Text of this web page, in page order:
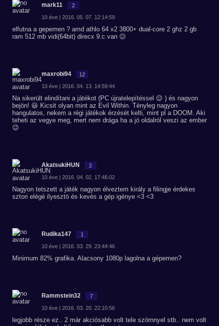
mark11 2
10 éve | 2016. 05. 07. 12:14:59
elfutna a gepemen ? amd athlo 64 x2 3800+ dual-core 2 ghz 2 gb
ram 512 mb vidi(64bit) direcx 9.c van 😕
maxrobi94 12
10 éve | 2016. 04. 13. 14:59:44
Na sikerült elindítani a játékot (PC újratelepítéssel 😉 ) és nagyon
bejön! 😃 Kicsit olyan mint az Evil Within. Tényleg nagyon
hangulatos, nekem a régi játékok érzését kelti, mint pl a DOOM. Aki
teheti az vegye meg, mert nem drága ha a jó oldalról veszi az ember
😉
AkatsukiHUN 2
10 éve | 2016. 04. 02. 17:46:02
Nagyon tetszett a játék nagyon élveztem király a filingje érdekes
sztori elégé ilyesztö és kevés a gép igénye <3 <3
Rudika147 1
10 éve | 2016. 03. 29. 23:44:46
Minimum 82% grafika. Alacsony 1080p lagolna a gépemen?
Rammstein32 7
10 éve | 2016. 03. 20. 22:10:56
legjobb része ez.. 2 már akciósabb volt tele szörnnyel stb.. nem volt